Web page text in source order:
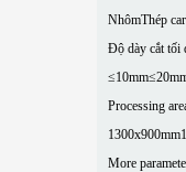
NhômThép
Độ dày cắt tối
≤10mm
Processing
1300x900mm
More